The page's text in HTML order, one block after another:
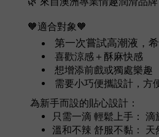
🧡適合對象🧡
第一次嘗試高潮液，
喜歡涼感＋酥麻快感
想增添前戲或獨處樂趣
需要小巧便攜設計，方
為新手而設的貼心設計：
只需一滴 輕鬆上手：
溫和不辣 舒服不黏： 天